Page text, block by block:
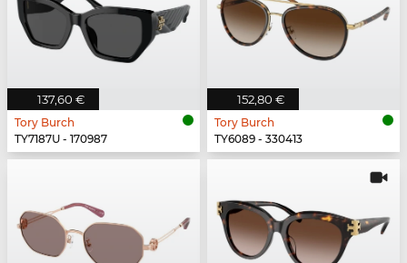
137,60 €
Tory Burch
TY7187U - 170987
152,80 €
Tory Burch
TY6089 - 330413